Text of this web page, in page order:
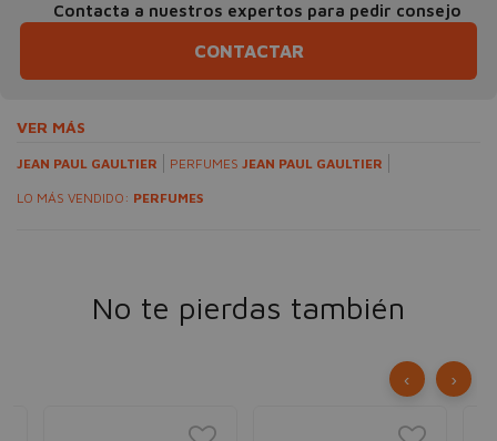
Contacta a nuestros expertos para pedir consejo
CONTACTAR
VER MÁS
JEAN PAUL GAULTIER PERFUMES JEAN PAUL GAULTIER
LO MÁS VENDIDO: PERFUMES
No te pierdas también
‹ ›